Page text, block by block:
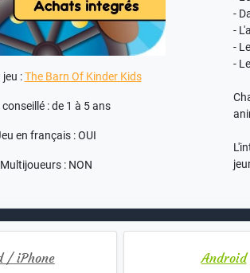
jeu :The Barn Of Kinder Kids
conseillé : de 1 à 5 ans
en français : OUI
Multijoueurs : NON
-
-
-
-
/ iPhone Android